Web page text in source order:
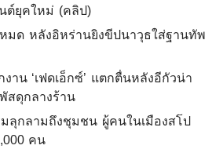
ต์ยุคใหม่ (คลิป)
มด หลังอิหร่านยิงขีปนาวุธใส่ฐานทัพ
าน ‘เฟดเอ็กซ์’ แตกตื่นหลังอีกัวน่า
สดุกลางร้าน
มลุกลามถึงชุมชน ผู้คนในเมืองสโป
คน